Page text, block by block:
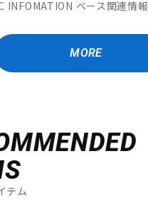
INFOMATION ベース関連情報
MORE
テム